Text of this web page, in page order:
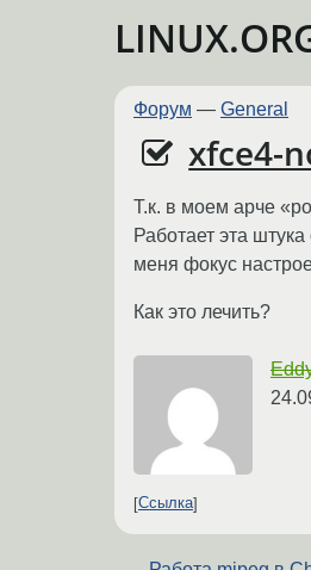
Форум — General
xfce4-
Т.к. в моем арче
Работает эта
меня фокус
Как это лечить?
Ссылка